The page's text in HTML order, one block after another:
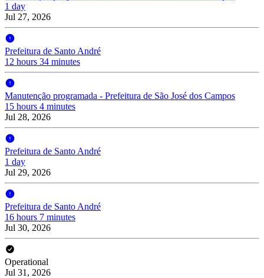
1 day
Jul 27, 2026
Prefeitura de Santo André
12 hours 34 minutes
Manutenção programada - Prefeitura de São José dos Campos
15 hours 4 minutes
Jul 28, 2026
Prefeitura de Santo André
1 day
Jul 29, 2026
Prefeitura de Santo André
16 hours 7 minutes
Jul 30, 2026
Operational
Jul 31, 2026